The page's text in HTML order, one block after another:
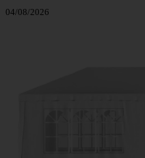
04/08/2026